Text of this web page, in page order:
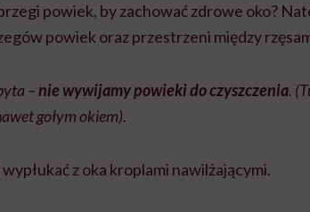
powiek, by zachować zdrowe oko?
powiek oraz przestrzeni między
–nie wywijamy powieki do czyszczenia.
gołym okiem).
z oka kroplami nawilżającymi.